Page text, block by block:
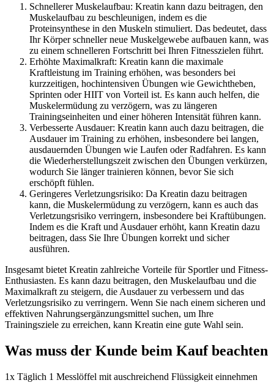
Schnellerer Muskelaufbau: Kreatin kann dazu beitragen, den
Muskelaufbau zu beschleunigen, indem es die
Proteinsynthese in den Muskeln stimuliert. Das bedeutet, dass
Ihr Körper schneller neue Muskelgewebe aufbauen kann, was
zu einem schnelleren Fortschritt bei Ihren Fitnesszielen führt.
Erhöhte Maximalkraft: Kreatin kann die maximale
Kraftleistung im Training erhöhen, was besonders bei
kurzzeitigen, hochintensiven Übungen wie Gewichtheben,
Sprinten oder HIIT von Vorteil ist. Es kann auch helfen, die
Muskelermüdung zu verzögern, was zu längeren
Trainingseinheiten und einer höheren Intensität führen kann.
Verbesserte Ausdauer: Kreatin kann auch dazu beitragen, die
Ausdauer im Training zu erhöhen, insbesondere bei langen,
ausdauernden Übungen wie Laufen oder Radfahren. Es kann
die Wiederherstellungszeit zwischen den Übungen verkürzen,
wodurch Sie länger trainieren können, bevor Sie sich
erschöpft fühlen.
Geringeres Verletzungsrisiko: Da Kreatin dazu beitragen
kann, die Muskelermüdung zu verzögern, kann es auch das
Verletzungsrisiko verringern, insbesondere bei Kraftübungen.
Indem es die Kraft und Ausdauer erhöht, kann Kreatin dazu
beitragen, dass Sie Ihre Übungen korrekt und sicher
ausführen.
Insgesamt bietet Kreatin zahlreiche Vorteile für Sportler und Fitness-
Enthusiasten. Es kann dazu beitragen, den Muskelaufbau und die
Maximalkraft zu steigern, die Ausdauer zu verbessern und das
Verletzungsrisiko zu verringern. Wenn Sie nach einem sicheren und
effektiven Nahrungsergänzungsmittel suchen, um Ihre
Trainingsziele zu erreichen, kann Kreatin eine gute Wahl sein.
Was muss der Kunde beim Kauf beachten
1x Täglich 1 Messlöffel mit auschreichend Flüssigkeit einnehmen